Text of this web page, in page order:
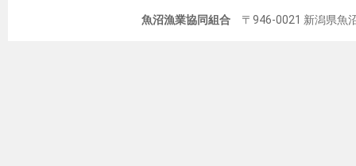
魚沼漁業協同組合 〒946-0021 新潟県魚